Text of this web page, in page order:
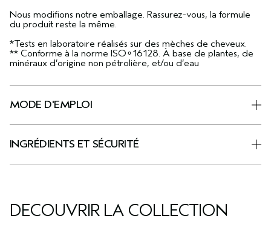
Nous modifions notre emballage. Rassurez-vous, la formule
du produit reste la même.
*Tests en laboratoire réalisés sur des mèches de cheveux.
** Conforme à la norme ISO∘16128. À base de plantes, de
minéraux d’origine non pétrolière, et/ou d’eau
MODE D'EMPLOI
INGRÉDIENTS ET SÉCURITÉ
DÉCOUVRIR LA COLLECTION